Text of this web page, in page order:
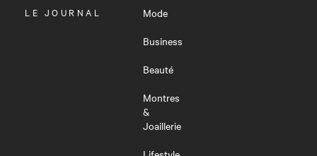
OUVRIR
LE JOURNAL
Mode
Business
Beauté
Montres
&
Joaillerie